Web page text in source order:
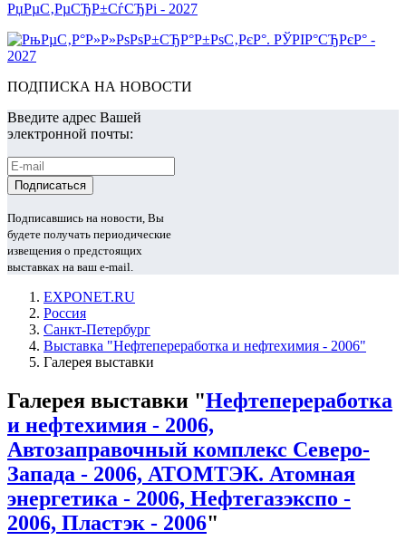
ПОДПИСКА НА НОВОСТИ
Введите адрес Вашей
электронной почты:
Подписавшись на новости, Вы
будете получать периодические
извещения о предстоящих
выставках на ваш e-mail.
EXPONET.RU
Россия
Санкт-Петербург
Выставка "Нефтепереработка и нефтехимия - 2006"
Галерея выставки
Галерея выставки "Нефтепереработка
и нефтехимия - 2006,
Автозаправочный комплекс Северо-
Запада - 2006, АТОМТЭК. Атомная
энергетика - 2006, Нефтегазэкспо -
2006, Пластэк - 2006"